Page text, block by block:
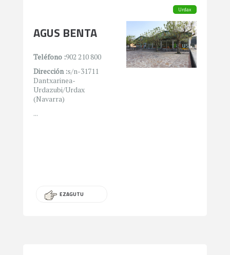
Urdax
AGUS BENTA
Teléfono :902 210 800
Dirección :s/n-31711
Dantxarinea-
Urdazubi/Urdax
(Navarra)
...
EZAGUTU